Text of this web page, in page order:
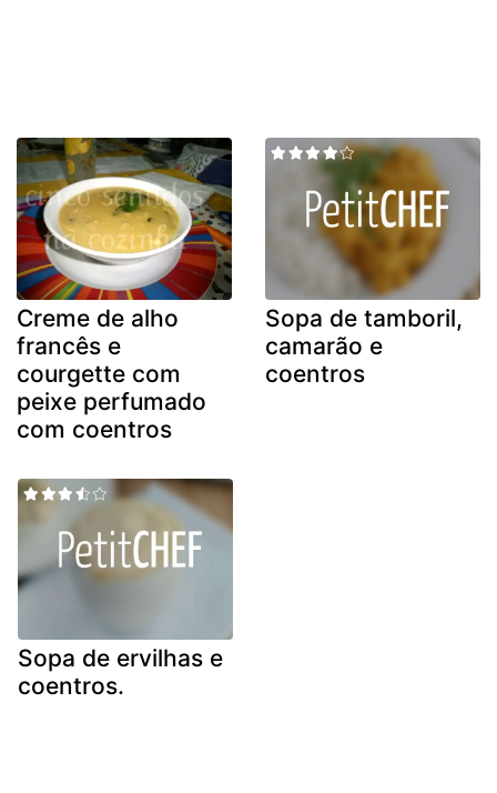
Creme de alho
francês e
courgette com
peixe perfumado
com coentros
Sopa de tamboril,
camarão e
coentros
Sopa de ervilhas e
coentros.